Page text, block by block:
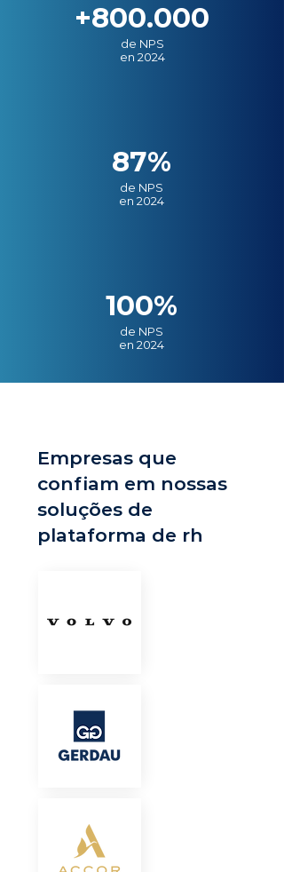
+800.000
de NPS
en 2024
87%
de NPS
en 2024
100%
de NPS
en 2024
Empresas que
confiam em nossas
soluções de
plataforma de rh